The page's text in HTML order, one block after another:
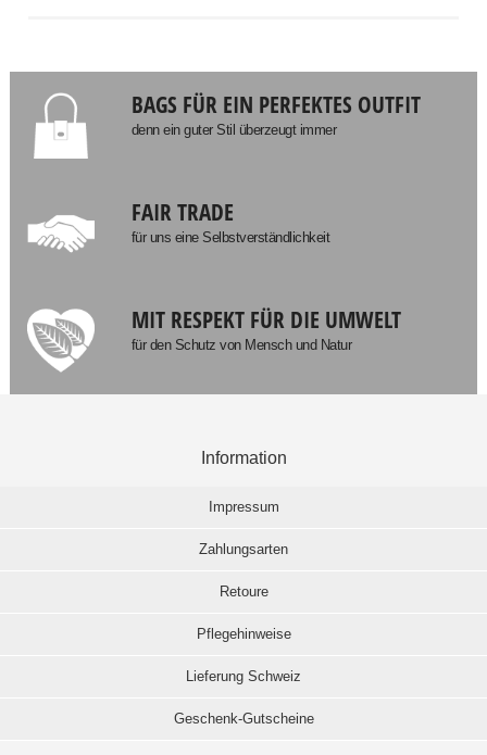
BAGS FÜR EIN PERFEKTES OUTFIT
denn ein guter Stil überzeugt immer
FAIR TRADE
für uns eine Selbstverständlichkeit
MIT RESPEKT FÜR DIE UMWELT
für den Schutz von Mensch und Natur
Information
Impressum
Zahlungsarten
Retoure
Pflegehinweise
Lieferung Schweiz
Geschenk-Gutscheine